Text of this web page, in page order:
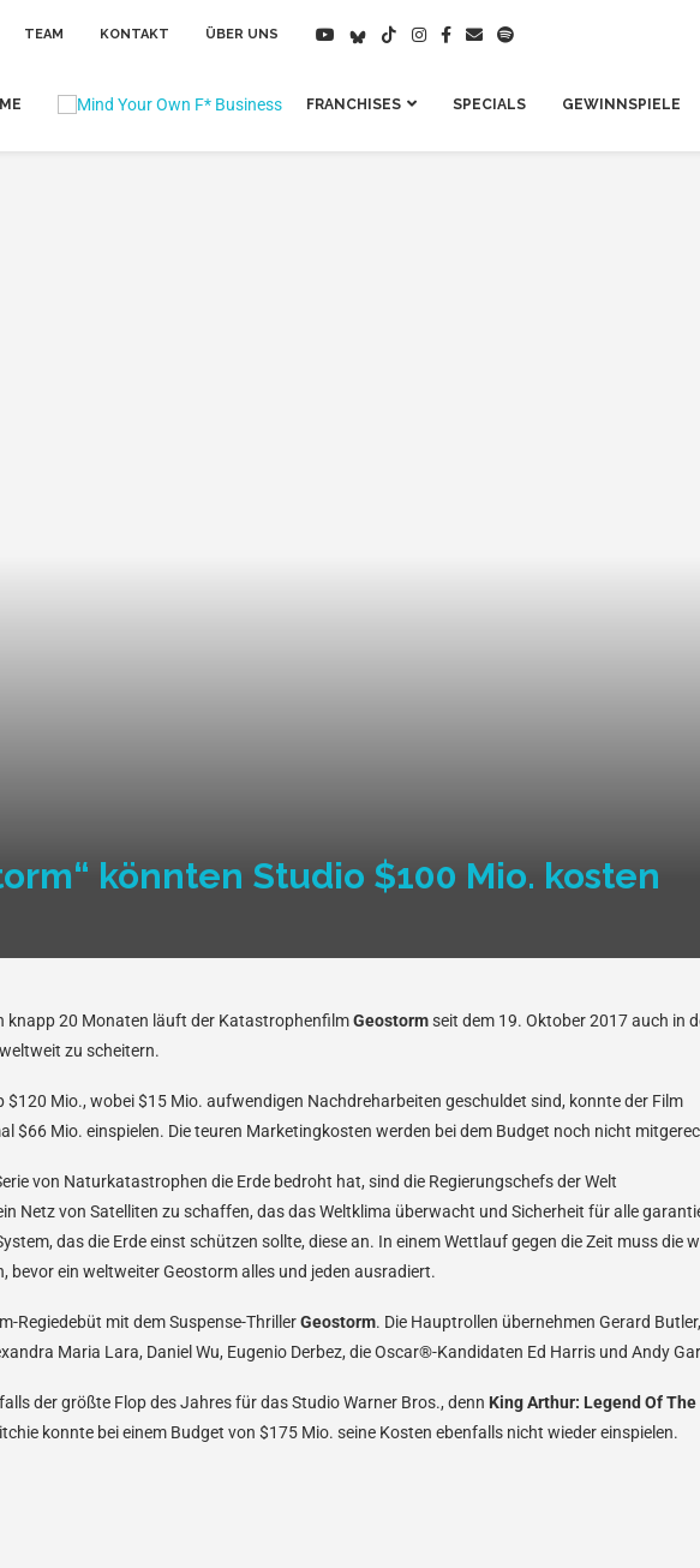
TEAM KONTAKT ÜBER UNS
FRANCHISES SPECIALS GEWINNSPIELE
könnten Studio $100 Mio. kosten
knapp 20 Monaten läuft der KatastrophenfilmGeostormseit dem 19. Oktober 2017 auch in
zu scheitern.
$120 Mio., wobei $15 Mio. aufwendigen Nachdreharbeiten geschuldet sind, konnte der Film
$66 Mio. einspielen. Die teuren Marketingkosten werden bei dem Budget noch nicht
von Naturkatastrophen die Erde bedroht hat, sind die Regierungschefs der Welt
Netz von Satelliten zu schaffen, das das Weltklima überwacht und Sicherheit für alle
das die Erde einst schützen sollte, diese an. In einem Wettlauf gegen die Zeit muss die
bevor ein weltweiter Geostorm alles und jeden ausradiert.
Regiedebüt mit dem Suspense-ThrillerGeostorm. Die Hauptrollen übernehmen Gerard
Maria Lara, Daniel Wu, Eugenio Derbez, die Oscar®-Kandidaten Ed Harris und Andy
der größte Flop des Jahres für das Studio Warner Bros., denn King Arthur: Legend Of The
konnte bei einem Budget von $175 Mio. seine Kosten ebenfalls nicht wieder einspielen.